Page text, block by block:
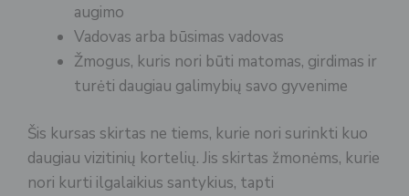
augimo
Vadovas arba būsimas vadovas
Žmogus, kuris nori būti matomas, girdimas ir
turėti daugiau galimybių savo gyvenime
Šis kursas skirtas ne tiems, kurie nori surinkti kuo
daugiau vizitinių kortelių. Jis skirtas žmonėms, kurie
nori kurti ilgalaikius santykius, tapti